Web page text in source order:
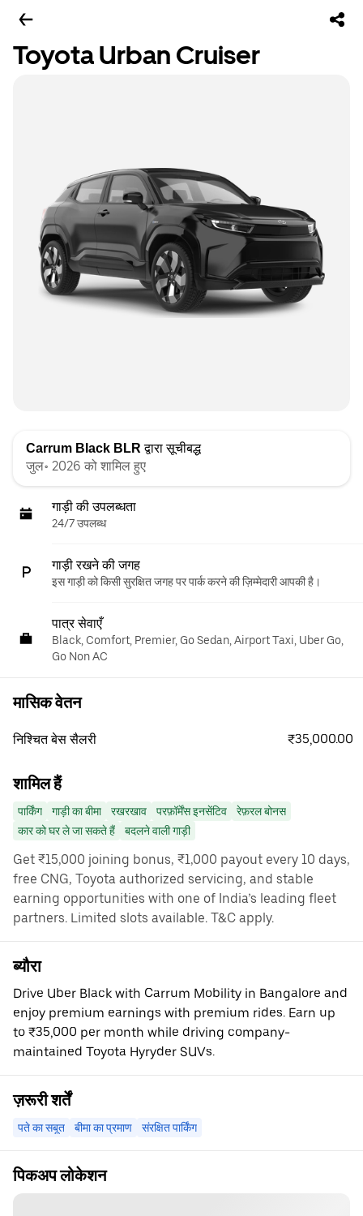
Toyota Urban Cruiser
Carrum Black BLR द्वारा सूचीबद्ध
जुल॰ 2026 को शामिल हुए
गाड़ी की उपलब्धता
24/7 उपलब्ध
गाड़ी रखने की जगह
इस गाड़ी को किसी सुरक्षित जगह पर पार्क करने की ज़िम्मेदारी आपकी है।
पात्र सेवाएँ
Black, Comfort, Premier, Go Sedan, Airport Taxi, Uber Go,
Go Non AC
मासिक वेतन
निश्चित बेस सैलरी ₹35,000.00
शामिल हैं
पार्किंग गाड़ी का बीमा रखरखाव परफ़ॉर्मेंस इनसेंटिव
रेफ़रल बोनस
कार को घर ले जा सकते हैं
बदलने वाली गाड़ी
Get ₹15,000 joining bonus, ₹1,000 payout every 10 days,
free CNG, Toyota authorized servicing, and stable
earning opportunities with one of India’s leading fleet
partners. Limited slots available. T&C apply.
ब्यौरा
Drive Uber Black with Carrum Mobility in Bangalore and
enjoy premium earnings with premium rides. Earn up
to ₹35,000 per month while driving company-
maintained Toyota Hyryder SUVs.
ज़रूरी शर्तें
पते का सबूत बीमा का प्रमाण संरक्षित पार्किंग
पिकअप लोकेशन